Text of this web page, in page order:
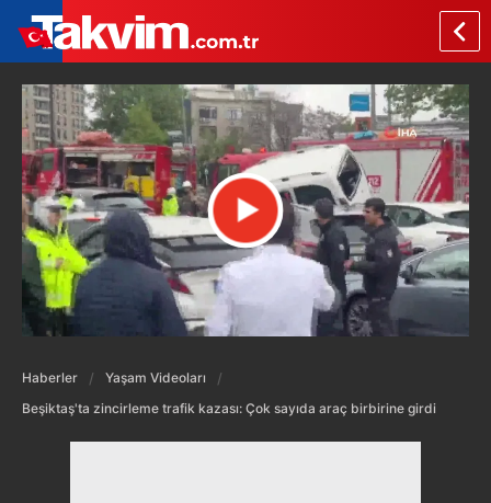
Haberler
Yaşam Videoları
Beşiktaş'ta zincirleme trafik kazası: Çok sayıda araç birbirine girdi